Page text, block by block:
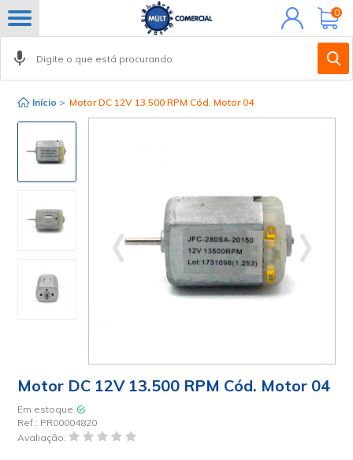
Minha
conta
0
Início > Motor DC 12V 13.500 RPM Cód. Motor 04
Motor DC 12V 13.500 RPM Cód. Motor 04
Em estoque
Ref.: PR00004820
Avaliação: